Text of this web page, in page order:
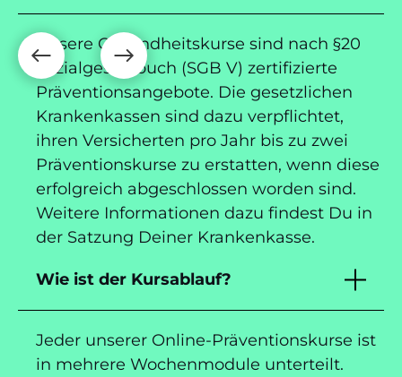
Unsere Gesundheitskurse sind nach §20
Sozialgesetzbuch (SGB V) zertifizierte
Präventionsangebote. Die gesetzlichen
Krankenkassen sind dazu verpflichtet,
ihren Versicherten pro Jahr bis zu zwei
Präventionskurse zu erstatten, wenn diese
erfolgreich abgeschlossen worden sind.
Weitere Informationen dazu findest Du in
der Satzung Deiner Krankenkasse.
Wie ist der Kursablauf?
Jeder unserer Online-Präventionskurse ist
in mehrere Wochenmodule unterteilt.